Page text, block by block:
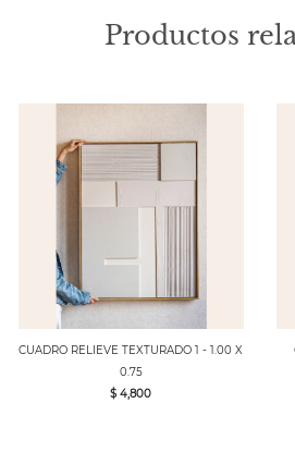
Productos
CUADRO RELIEVE TEXTURADO 1 - 1.00 X
0.75
$ 4,800